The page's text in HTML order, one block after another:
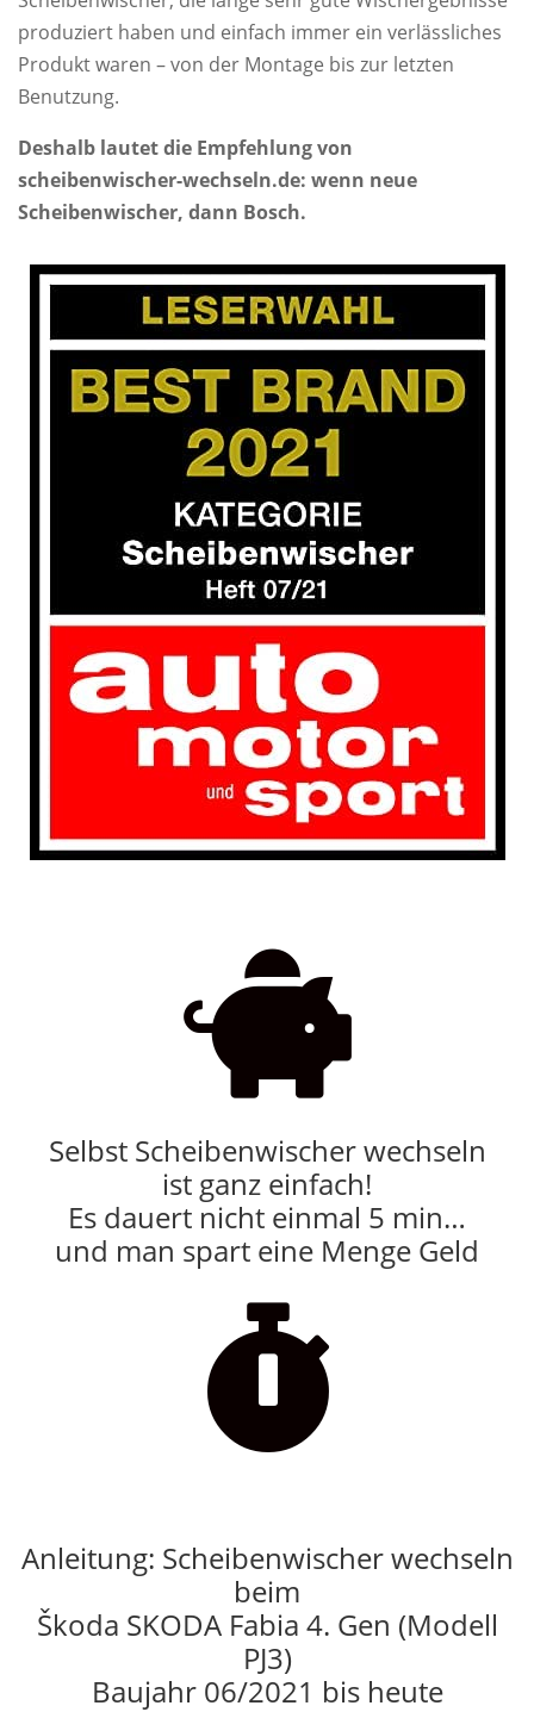
produziert haben und einfach immer ein verlässliches
Produkt waren – von der Montage bis zur letzten
Benutzung.
Deshalb lautet die Empfehlung von
scheibenwischer-wechseln.de: wenn neue
Scheibenwischer, dann Bosch.

Selbst Scheibenwischer wechseln
ist ganz einfach!
Es dauert nicht einmal 5 min…
und man spart eine Menge Geld

Anleitung: Scheibenwischer wechseln
beim
Škoda SKODA Fabia 4. Gen (Modell
PJ3)
Baujahr 06/2021 bis heute